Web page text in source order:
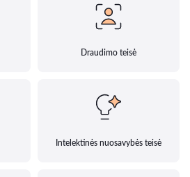
Draudimo teisė
Intelektinės nuosavybės teisė